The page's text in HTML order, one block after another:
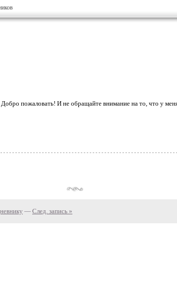
Добро пожаловать! И не обращайте внимание на то, что у
— След. запись »